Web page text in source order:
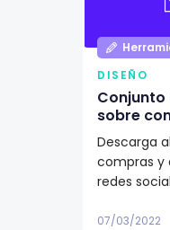
DISEÑO
sobre
Descarga
compras y
redes
07/03/2022